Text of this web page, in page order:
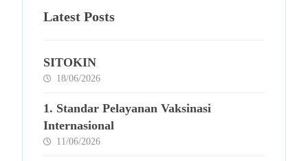
Latest Posts
SITOKIN
18/06/2026
1. Standar Pelayanan Vaksinasi
Internasional
11/06/2026